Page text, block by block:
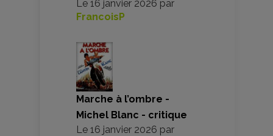
Le 16 janvier 2026 par
FrancoisP
Marche à l’ombre -
Michel Blanc - critique
Le 16 janvier 2026 par